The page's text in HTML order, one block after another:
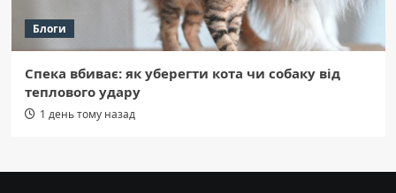
Блоги
Спека вбиває: як уберегти кота чи собаку від
теплового удару
1 день тому назад